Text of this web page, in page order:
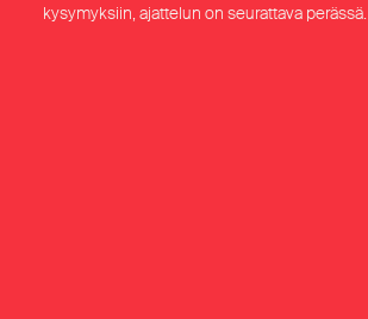
kysymyksiin, ajattelun on seurattava perässä.